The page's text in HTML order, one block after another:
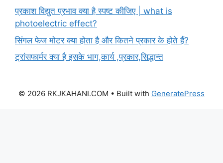
प्रकाश विद्युत प्रभाव क्या है स्पष्ट कीजिए | what is
photoelectric effect?
सिंगल फेज मोटर क्या होता है और कितने प्रकार के होते हैं?
ट्रांसफार्मर क्या है इसके भाग,कार्य ,प्रकार,सिद्धान्त
© 2026 RKJKAHANI.COM • Built with GeneratePress